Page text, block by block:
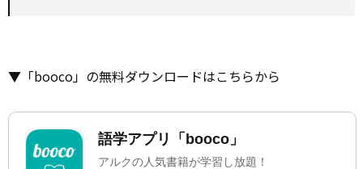
▼「booco」の無料ダウンロードはこちらから